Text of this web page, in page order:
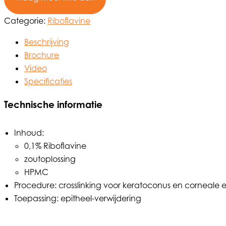
Categorie: Riboflavine
Beschrijving
Brochure
Video
Specificaties
Technische informatie
Inhoud:
0,1% Riboflavine
zoutoplossing
HPMC
Procedure: crosslinking voor keratoconus en corneale
Toepassing: epitheel-verwijdering